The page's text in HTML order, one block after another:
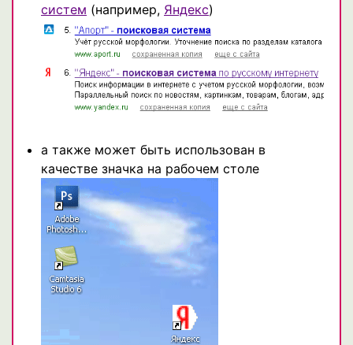
систем (например, Яндекс)
а также может быть использован в
качестве значка на рабочем столе